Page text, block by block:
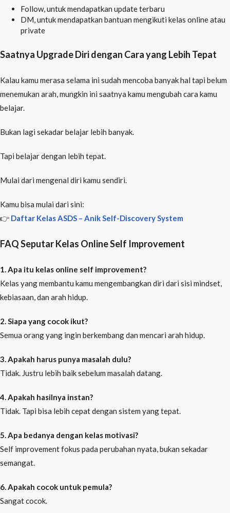
Follow, untuk mendapatkan update terbaru
DM, untuk mendapatkan bantuan mengikuti kelas online atau
private
Saatnya Upgrade Diri dengan Cara yang Lebih Tepat
Kalau kamu merasa selama ini sudah mencoba banyak hal tapi belum
menemukan arah, mungkin ini saatnya kamu mengubah cara kamu
belajar.
Bukan lagi sekadar belajar lebih banyak.
Tapi belajar dengan lebih tepat.
Mulai dari mengenal diri kamu sendiri.
Kamu bisa mulai dari sini:
👉 Daftar Kelas ASDS – Anik Self-Discovery System
FAQ Seputar Kelas Online Self Improvement
1. Apa itu kelas online self improvement?
Kelas yang membantu kamu mengembangkan diri dari sisi mindset,
kebiasaan, dan arah hidup.
2. Siapa yang cocok ikut?
Semua orang yang ingin berkembang dan mencari arah hidup.
3. Apakah harus punya masalah dulu?
Tidak. Justru lebih baik sebelum masalah datang.
4. Apakah hasilnya instan?
Tidak. Tapi bisa lebih cepat dengan sistem yang tepat.
5. Apa bedanya dengan kelas motivasi?
Self improvement fokus pada perubahan nyata, bukan sekadar
semangat.
6. Apakah cocok untuk pemula?
Sangat cocok.